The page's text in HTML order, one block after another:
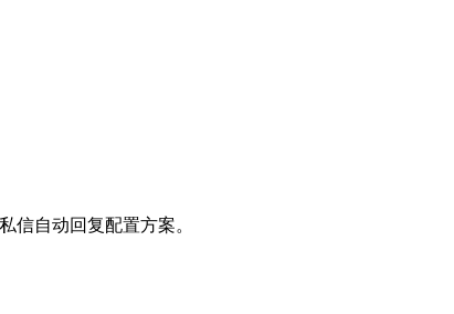
信自动回复配置方案。